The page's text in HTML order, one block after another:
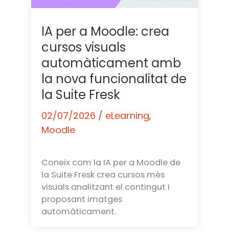
IA per a Moodle: crea
cursos visuals
automàticament amb
la nova funcionalitat de
la Suite Fresk
02/07/2026 / eLearning,
Moodle
Coneix com la IA per a Moodle de
la Suite Fresk crea cursos més
visuals analitzant el contingut i
proposant imatges
automàticament.